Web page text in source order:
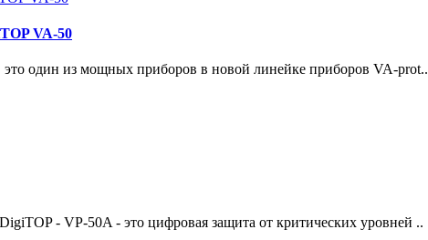
VA-50
это один из мощных приборов в новой линейке приборов VA-prot..
- VP-50A - это цифровая защита от критических уровней ..